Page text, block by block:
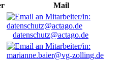
Mail
datenschutz@actago.de